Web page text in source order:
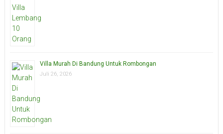
Villa Murah Di Bandung Untuk Rombongan
Juli 26, 2026